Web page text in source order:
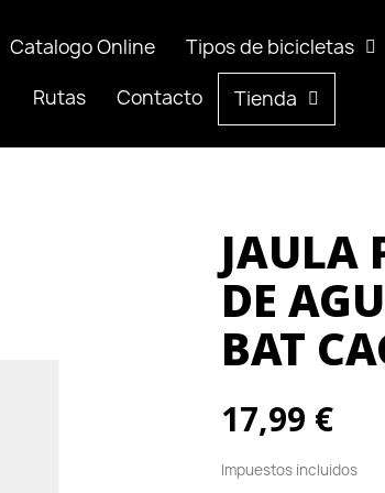
Catalogo Online Tipos de bicicletas
Rutas
Contacto Tienda
Catalogo Online Tipos de bicicletas
Rutas
Contacto Tienda
JAULA
DE
BAT
17,99 €
Impuestos incluidos